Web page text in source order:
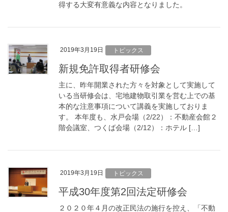
得する大変有意義な内容となりました。
2019年3月19日 トピックス
新規免許取得者研修会
主に、昨年開業された方々を対象として実施して
いる当研修会は、宅地建物取引業を営む上での基
本的な注意事項について講義を実施しておりま
す。 本年度も、水戸会場（2/22）：不動産会館２
階会議室、つくば会場（2/12）：ホテル […]
2019年3月19日 トピックス
平成30年度第2回法定研修会
２０２０年４月の改正民法の施行を控え、「不動